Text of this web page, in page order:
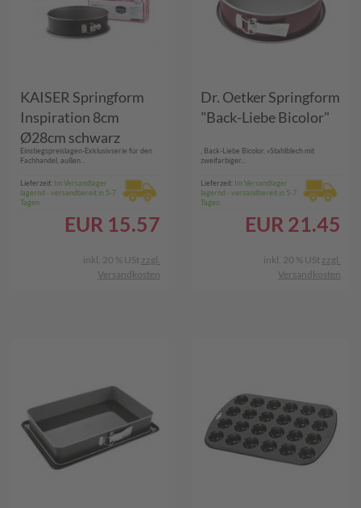
KAISER Springform
Inspiration 8cm
Ø28cm schwarz
Einstiegspreislagen-Exklusivserie für den
Fachhandel, außen...
Lieferzeit: Im Versandlager
lagernd - versandbereit in 5-7
Tagen
EUR 15.57
inkl. 20 % USt zzgl.
Versandkosten
Dr. Oetker Springform
"Back-Liebe Bicolor"
, Back-Liebe Bicolor, »Stahlblech mit
zweifarbiger...
Lieferzeit: Im Versandlager
lagernd - versandbereit in 5-7
Tagen
EUR 21.45
inkl. 20 % USt zzgl.
Versandkosten